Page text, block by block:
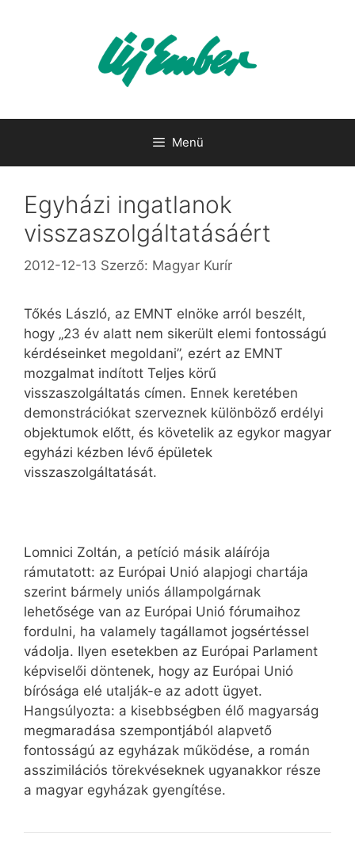
Menü
Egyházi ingatlanok
visszaszolgáltatásáért
2012-12-13 Szerző: Magyar Kurír
Tőkés László, az EMNT elnöke arról beszélt,
hogy „23 év alatt nem sikerült elemi fontosságú
kérdéseinket megoldani”, ezért az EMNT
mozgalmat indított Teljes körű
visszaszolgáltatás címen. Ennek keretében
demonstrációkat szerveznek különböző erdélyi
objektumok előtt, és követelik az egykor magyar
egyházi kézben lévő épületek
visszaszolgáltatását.
Lomnici Zoltán, a petíció másik aláírója
rámutatott: az Európai Unió alapjogi chartája
szerint bármely uniós állampolgárnak
lehetősége van az Európai Unió fórumaihoz
fordulni, ha valamely tagállamot jogsértéssel
vádolja. Ilyen esetekben az Európai Parlament
képviselői döntenek, hogy az Európai Unió
bírósága elé utalják-e az adott ügyet.
Hangsúlyozta: a kisebbségben élő magyarság
megmaradása szempontjából alapvető
fontosságú az egyházak működése, a román
asszimilációs törekvéseknek ugyanakkor része
a magyar egyházak gyengítése.